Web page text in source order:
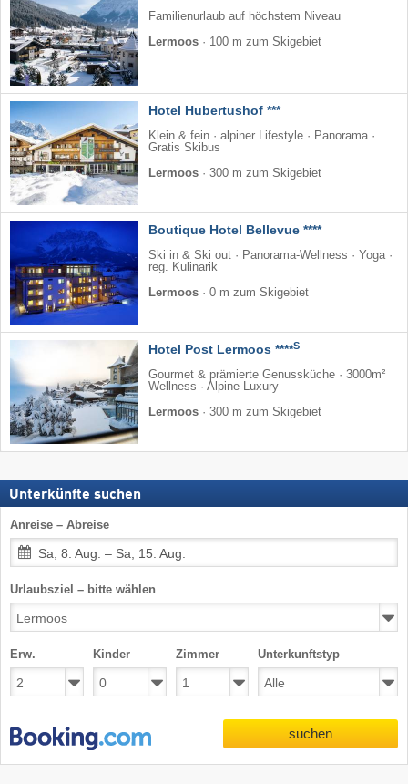
Familienurlaub auf höchstem Niveau
Lermoos · 100 m zum Skigebiet
Hotel Hubertushof ***
Klein & fein · alpiner Lifestyle · Panorama ·
Gratis Skibus
Lermoos · 300 m zum Skigebiet
Boutique Hotel Bellevue ****
Ski in & Ski out · Panorama-Wellness · Yoga ·
reg. Kulinarik
Lermoos · 0 m zum Skigebiet
Hotel Post Lermoos ****S
Gourmet & prämierte Genussküche · 3000m²
Wellness · Alpine Luxury
Lermoos · 300 m zum Skigebiet
Unterkünfte suchen
Anreise – Abreise
Sa, 8. Aug. – Sa, 15. Aug.
Urlaubsziel – bitte wählen
Erw. Kinder Zimmer Unterkunftstyp
suchen